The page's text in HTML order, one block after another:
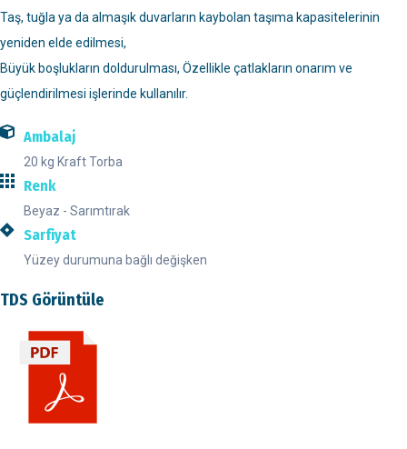
Taş, tuğla ya da almaşık duvarların kaybolan taşıma kapasitelerinin
yeniden elde edilmesi,
Büyük boşlukların doldurulması, Özellikle çatlakların onarım ve
güçlendirilmesi işlerinde kullanılır.
Ambalaj
20 kg Kraft Torba
Renk
Beyaz - Sarımtırak
Sarfiyat
Yüzey durumuna bağlı değişken
TDS Görüntüle